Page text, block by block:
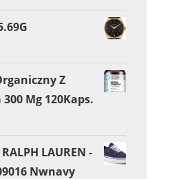
Z
Mg 120Kaps.
LAUREN -
Nwnavy